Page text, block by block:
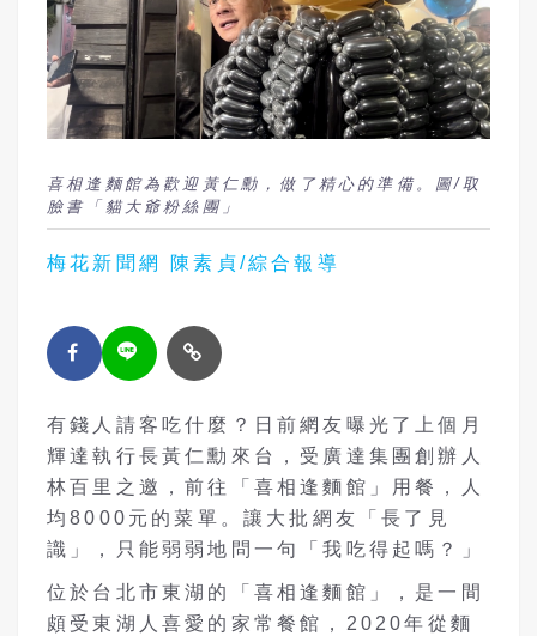
喜相逢麵館為歡迎黃仁勳，做了精心的準備。圖/取
臉書「貓大爺粉絲團」
梅花新聞網 陳素貞/綜合報導
有錢人請客吃什麼？日前網友曝光了上個月
輝達執行長黃仁勳 來台，受廣達集團創辦人
林百里之邀，前往「喜相逢麵館」用餐，人
均8000元的菜單。讓大批網友「長了見
識」，只能弱弱地問一句「我吃得起嗎？」
位於台北市東湖的「喜相逢麵館」，是一間
頗受東湖人喜愛的家常餐館，2020年從麵